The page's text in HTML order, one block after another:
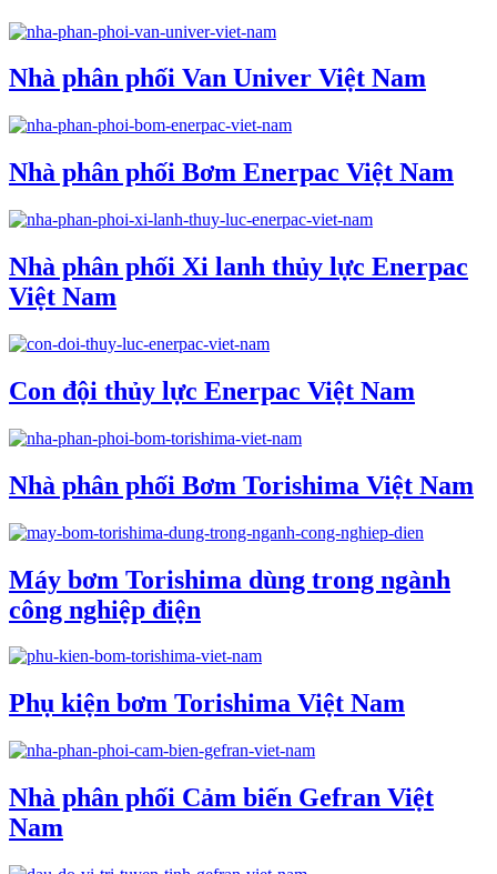
Nhà phân phối Van Univer Việt Nam
Nhà phân phối Bơm Enerpac Việt Nam
Nhà phân phối Xi lanh thủy lực Enerpac
Việt Nam
Con đội thủy lực Enerpac Việt Nam
Nhà phân phối Bơm Torishima Việt Nam
Máy bơm Torishima dùng trong ngành
công nghiệp điện
Phụ kiện bơm Torishima Việt Nam
Nhà phân phối Cảm biến Gefran Việt
Nam